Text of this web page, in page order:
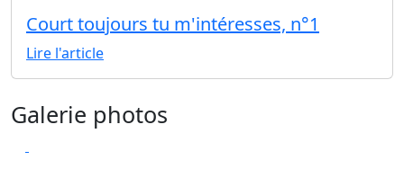
Court toujours tu m'intéresses, n°1
Lire l'article
Galerie photos